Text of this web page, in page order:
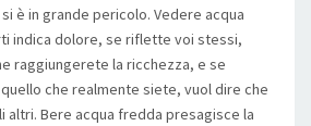
è in grande pericolo. Vedere acqua
indica dolore, se riflette voi stessi,
raggiungerete la ricchezza, e se
che realmente siete, vuol dire che
Bere acqua fredda presagisce la